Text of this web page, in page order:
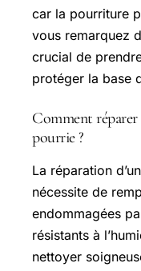
car la pourriture
vous remarquez
crucial de
protéger la base
Comment réparer
pourrie ?
La réparation
nécessite de
endommagées
résistants à
nettoyer